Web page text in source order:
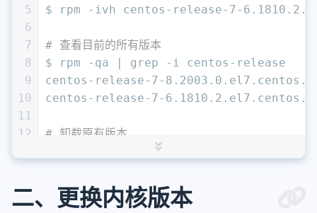
5
6
7
8
9
10
11
12
15
16
$ rpm -ivh centos-release-7-
# 查看目前的所有版本
$ rpm -qa | grep -i centos-release
centos-release-7-
centos-release-7-
# 卸载原有版本
$ rpm -ev centos-release-7-
# 重启系统
$ reboot
二、更换内核版本